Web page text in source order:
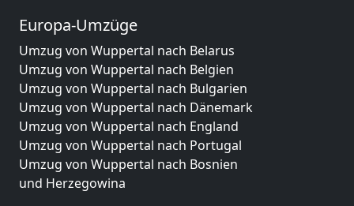
Europa-Umzüge
Umzug von Wuppertal nach Belarus
Umzug von Wuppertal nach Belgien
Umzug von Wuppertal nach Bulgarien
Umzug von Wuppertal nach Dänemark
Umzug von Wuppertal nach England
Umzug von Wuppertal nach Portugal
Umzug von Wuppertal nach Bosnien
und Herzegowina